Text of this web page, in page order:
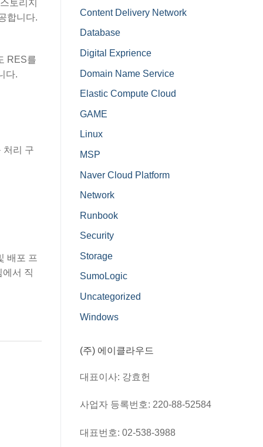
토리지
합니다.
RES를
다.
처리 구
배포 프
서 직
Content Delivery Network
Database
Digital Exprience
Domain Name Service
Elastic Compute Cloud
GAME
Linux
MSP
Naver Cloud Platform
Network
Runbook
Security
Storage
SumoLogic
Uncategorized
Windows
(주) 에이클라우드
대표이사: 강효헌
사업자 등록번호: 220-88-52584
대표번호: 02-538-3988